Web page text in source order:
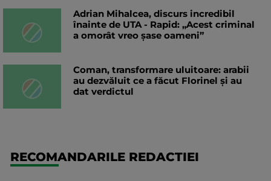
Adrian Mihalcea, discurs incredibil
înainte de UTA - Rapid: „Acest criminal
a omorât vreo șase oameni”
Coman, transformare uluitoare: arabii
au dezvăluit ce a făcut Florinel și au
dat verdictul
RECOMANDARILE REDACTIEI